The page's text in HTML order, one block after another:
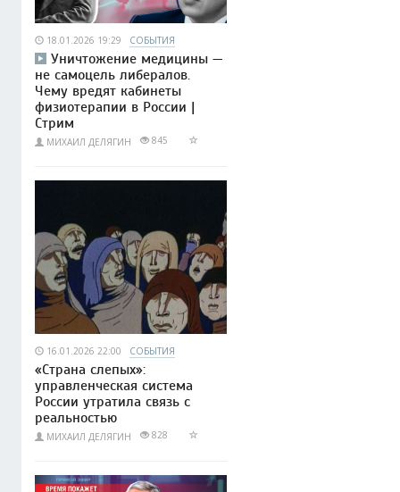
18.01.2026 19:29 СОБЫТИЯ
Уничтожение медицины —
не самоцель либералов.
Чему вредят кабинеты
физиотерапии в России |
Стрим
МИХАИЛ ДЕЛЯГИН 845
16.01.2026 22:00 СОБЫТИЯ
«Страна слепых»:
управленческая система
России утратила связь с
реальностью
МИХАИЛ ДЕЛЯГИН 828